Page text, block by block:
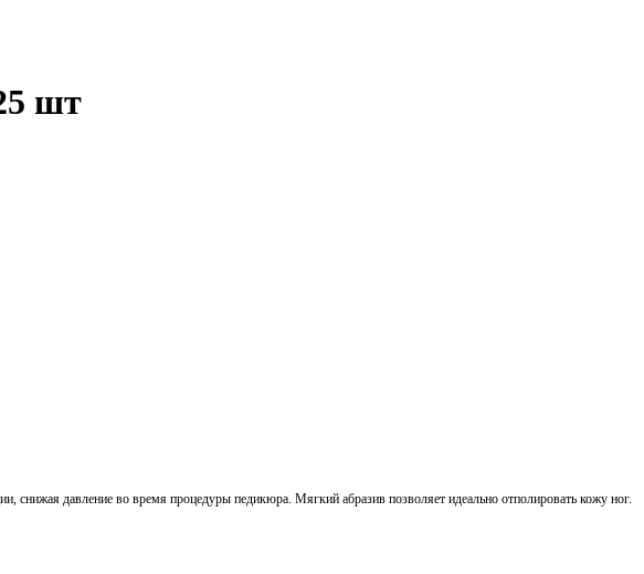
шт
давление во время процедуры педикюра. Мягкий абразив позволяет идеально отполировать кожу ног.